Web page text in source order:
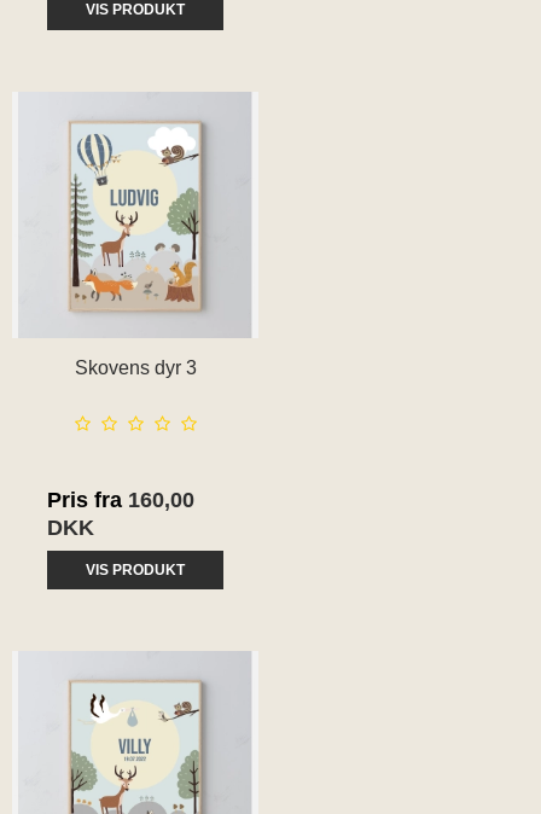
VIS PRODUKT
Skovens dyr 3
Pris fra 160,00
DKK
VIS PRODUKT